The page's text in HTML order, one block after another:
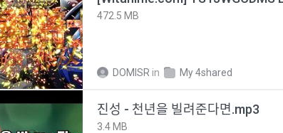
472.5 MB
DOMISR in My 4shared
진성 - 천년을 빌려준다면.mp3
3.4 MB